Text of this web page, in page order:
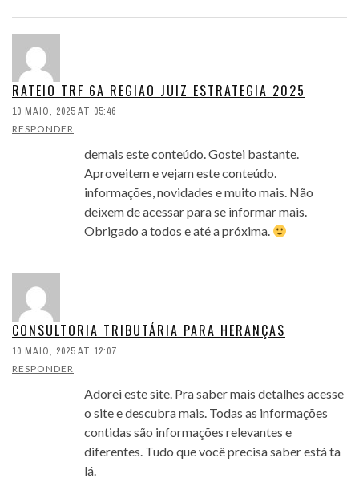
RATEIO TRF 6A REGIAO JUIZ ESTRATEGIA 2025
10 MAIO, 2025 AT 05:46
RESPONDER
demais este conteúdo. Gostei bastante.
Aproveitem e vejam este conteúdo.
informações, novidades e muito mais. Não
deixem de acessar para se informar mais.
Obrigado a todos e até a próxima.
CONSULTORIA TRIBUTÁRIA PARA HERANÇAS
10 MAIO, 2025 AT 12:07
RESPONDER
Adorei este site. Pra saber mais detalhes acesse
o site e descubra mais. Todas as informações
contidas são informações relevantes e
diferentes. Tudo que você precisa saber está ta
lá.